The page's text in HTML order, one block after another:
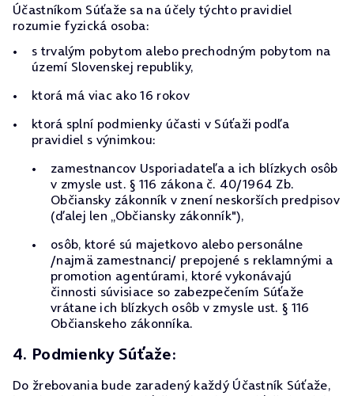
Účastníkom Súťaže sa na účely týchto pravidiel
rozumie fyzická osoba:
s trvalým pobytom alebo prechodným pobytom na
území Slovenskej republiky,
ktorá má viac ako 16 rokov
ktorá splní podmienky účasti v Súťaži podľa
pravidiel s výnimkou:
zamestnancov Usporiadateľa a ich blízkych osôb
v zmysle ust. § 116 zákona č. 40/1964 Zb.
Občiansky zákonník v znení neskorších predpisov
(ďalej len „Občiansky zákonník"),
osôb, ktoré sú majetkovo alebo personálne
/najmä zamestnanci/ prepojené s reklamnými a
promotion agentúrami, ktoré vykonávajú
činnosti súvisiace so zabezpečením Súťaže
vrátane ich blízkych osôb v zmysle ust. § 116
Občianskeho zákonníka.
4. Podmienky Súťaže:
Do žrebovania bude zaradený každý Účastník Súťaže,